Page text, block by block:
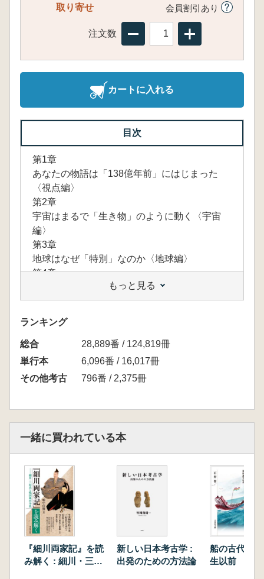
取り寄せ 会員割引あり
注文数
カートに入れる
目次
第1章
あなたの物語は「138億年前」にはじまった
〈視点編〉
第2章
宇宙はまるで「生き物」のように動く〈宇宙
編〉
第3章
地球はなぜ「特別」なのか〈地球編〉
第4章
進化に「設計者」はいたのか〈生命編〉
第5章
ヒトという「異質な存在」〈人間編 前編〉
第6章
人類は「どこまで」行ってしまうのか〈人間編
後編〉
第7章
あなたの物語はどう「続く」のか〈未来編〉
もっと見る
ランキング
総合
28,889番 / 124,819冊
単行本
6,096番 / 16,017冊
その他考古
796番 / 2,375冊
一緒に買われている本
『細川両家記』を読
み解く : 細川・三好
新しい日本考古学 :
出発のための方法論
船の古代史 :
生以前